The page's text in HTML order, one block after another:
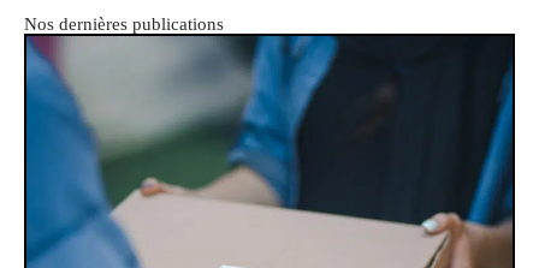
Nos dernières publications